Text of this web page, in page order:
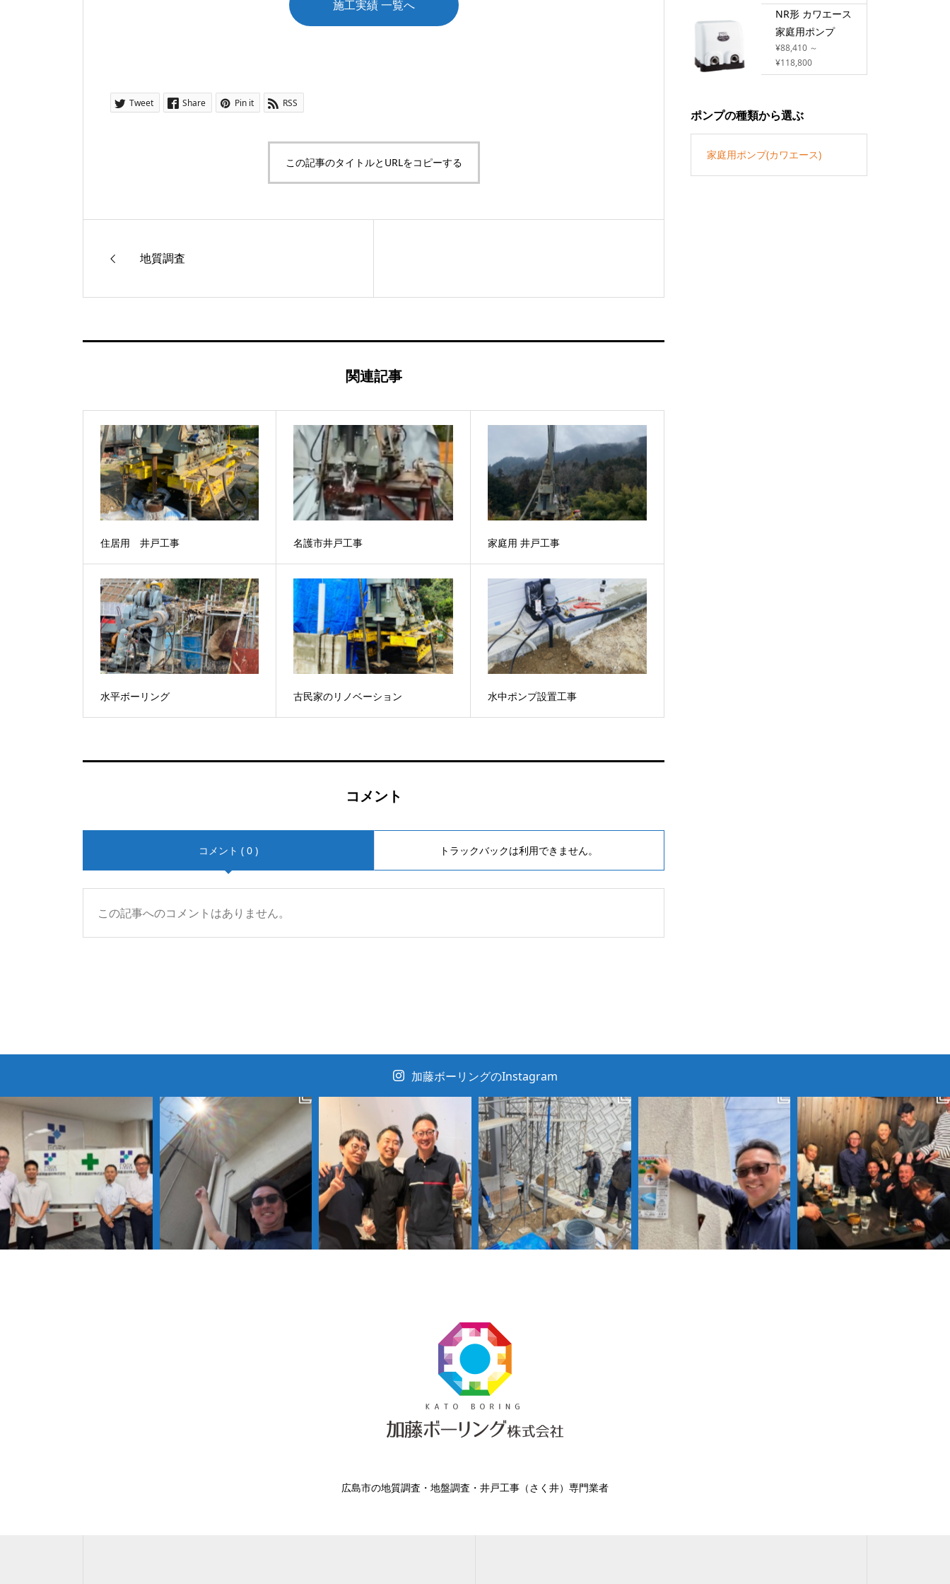
施工実績 一覧へ
Tweet Share Pin it RSS
この記事のタイトルとURLをコピーする
地質調査
関連記事
住居用 井戸工事 名護市井戸工事 家庭用 井戸工事
水平ボーリング 古民家のリノベーション 水中ポンプ設置工事
コメント
コメント ( 0 ) トラックバックは利用できません。
この記事へのコメントはありません。
NR形 カワエース
家庭用ポンプ
¥88,410 ～
¥118,800
ポンプの種類から選ぶ
家庭用ポンプ(カワエース)
加藤ボーリングのInstagram
広島市の地質調査・地盤調査・井戸工事（さく井）専門業者